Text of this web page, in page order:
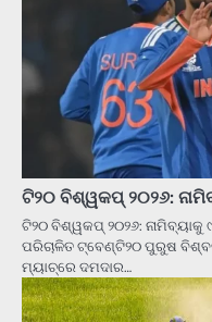
ଟି୨୦ ବିଶ୍ୱକପ୍‌ ୨୦୨୬:
ଟି୨୦ ବିଶ୍ୱକପ୍‌ ୨୦୨୬:
ପରିଚାଳିତ ଟ୍ବେଣ୍ଟି୨୦ ପୁରୁଷ
ମ୍ୟାଚ୍‌ରେ ଦମଦାର…